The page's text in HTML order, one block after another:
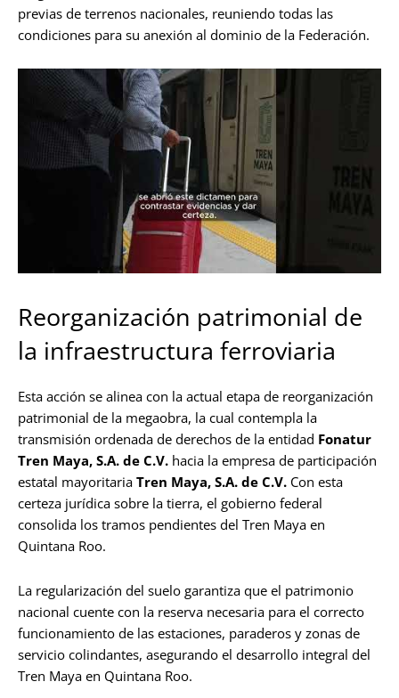
previas de terrenos nacionales, reuniendo todas las
condiciones para su anexión al dominio de la Federación.
Reorganización patrimonial de
la infraestructura ferroviaria
Esta acción se alinea con la actual etapa de reorganización
patrimonial de la megaobra, la cual contempla la
transmisión ordenada de derechos de la entidad Fonatur
Tren Maya, S.A. de C.V. hacia la empresa de participación
estatal mayoritaria Tren Maya, S.A. de C.V. Con esta
certeza jurídica sobre la tierra, el gobierno federal
consolida los tramos pendientes del Tren Maya en
Quintana Roo.
La regularización del suelo garantiza que el patrimonio
nacional cuente con la reserva necesaria para el correcto
funcionamiento de las estaciones, paraderos y zonas de
servicio colindantes, asegurando el desarrollo integral del
Tren Maya en Quintana Roo.